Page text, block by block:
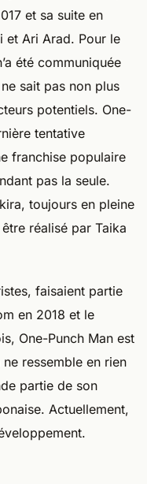
et sa suite en
et Ari Arad. Pour le
été communiquée
sait pas non plus
potentiels. One-
tentative
franchise populaire
pas la seule.
toujours en pleine
réalisé par Taika
faisaient partie
en 2018 et le
One-Punch Man est
ressemble en rien
partie de son
Actuellement,